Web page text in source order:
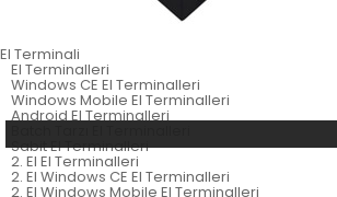
El Terminali
El Terminalleri
Windows CE El Terminalleri
Windows Mobile El Terminalleri
Android El Terminalleri
Sabit El Terminalleri
2. El El Terminalleri
2. El Windows CE El Terminalleri
2. El Windows Mobile El Terminalleri